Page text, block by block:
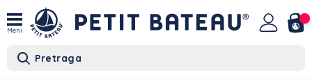
Meni
Pretraga